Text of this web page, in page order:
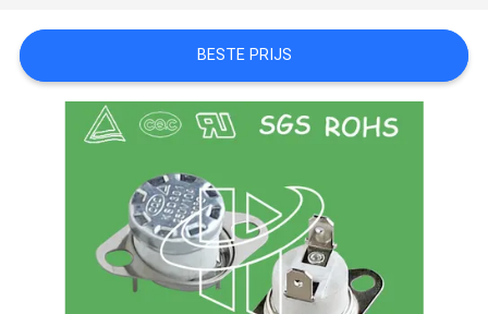
SITEMAP
PRIVACY
POLICY
BESTE PRIJS